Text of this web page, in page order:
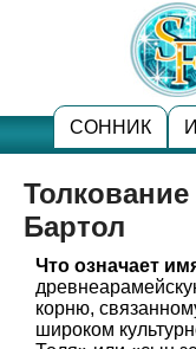
СОННИК
Бартол
Что означает
корню,
широком